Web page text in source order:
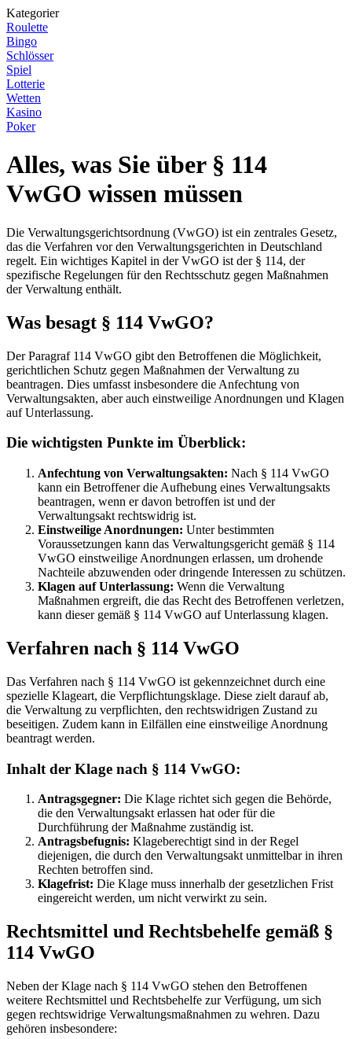
Kategorier
Roulette
Bingo
Schlösser
Spiel
Lotterie
Wetten
Kasino
Poker
Alles, was Sie über § 114
VwGO wissen müssen
Die Verwaltungsgerichtsordnung (VwGO) ist ein zentrales Gesetz,
das die Verfahren vor den Verwaltungsgerichten in Deutschland
regelt. Ein wichtiges Kapitel in der VwGO ist der § 114, der
spezifische Regelungen für den Rechtsschutz gegen Maßnahmen
der Verwaltung enthält.
Was besagt § 114 VwGO?
Der Paragraf 114 VwGO gibt den Betroffenen die Möglichkeit,
gerichtlichen Schutz gegen Maßnahmen der Verwaltung zu
beantragen. Dies umfasst insbesondere die Anfechtung von
Verwaltungsakten, aber auch einstweilige Anordnungen und Klagen
auf Unterlassung.
Die wichtigsten Punkte im Überblick:
Anfechtung von Verwaltungsakten: Nach § 114 VwGO
kann ein Betroffener die Aufhebung eines Verwaltungsakts
beantragen, wenn er davon betroffen ist und der
Verwaltungsakt rechtswidrig ist.
Einstweilige Anordnungen: Unter bestimmten
Voraussetzungen kann das Verwaltungsgericht gemäß § 114
VwGO einstweilige Anordnungen erlassen, um drohende
Nachteile abzuwenden oder dringende Interessen zu schützen.
Klagen auf Unterlassung: Wenn die Verwaltung
Maßnahmen ergreift, die das Recht des Betroffenen verletzen,
kann dieser gemäß § 114 VwGO auf Unterlassung klagen.
Verfahren nach § 114 VwGO
Das Verfahren nach § 114 VwGO ist gekennzeichnet durch eine
spezielle Klageart, die Verpflichtungsklage. Diese zielt darauf ab,
die Verwaltung zu verpflichten, den rechtswidrigen Zustand zu
beseitigen. Zudem kann in Eilfällen eine einstweilige Anordnung
beantragt werden.
Inhalt der Klage nach § 114 VwGO:
Antragsgegner: Die Klage richtet sich gegen die Behörde,
die den Verwaltungsakt erlassen hat oder für die
Durchführung der Maßnahme zuständig ist.
Antragsbefugnis: Klageberechtigt sind in der Regel
diejenigen, die durch den Verwaltungsakt unmittelbar in ihren
Rechten betroffen sind.
Klagefrist: Die Klage muss innerhalb der gesetzlichen Frist
eingereicht werden, um nicht verwirkt zu sein.
Rechtsmittel und Rechtsbehelfe gemäß §
114 VwGO
Neben der Klage nach § 114 VwGO stehen den Betroffenen
weitere Rechtsmittel und Rechtsbehelfe zur Verfügung, um sich
gegen rechtswidrige Verwaltungsmaßnahmen zu wehren. Dazu
gehören insbesondere: